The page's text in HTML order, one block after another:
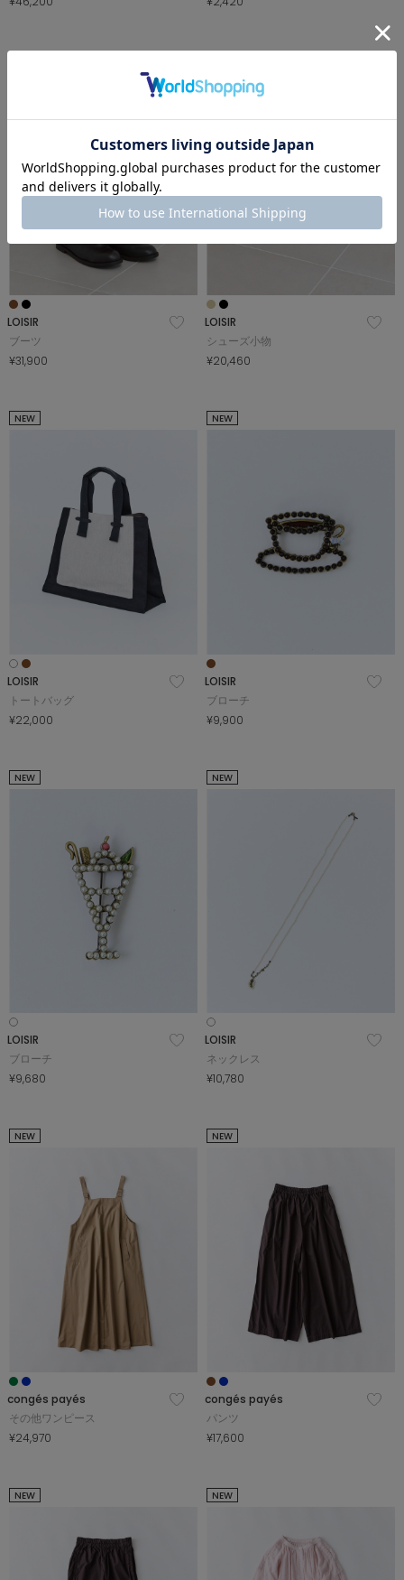
LOISIR
ブーツ
¥31,900
LOISIR
シューズ小物
¥20,460
NEW
LOISIR
トートバッグ
¥22,000
NEW
LOISIR
ブローチ
¥9,900
NEW
LOISIR
ブローチ
¥9,680
NEW
LOISIR
ネックレス
¥10,780
NEW
congés payés
その他ワンピース
¥24,970
NEW
congés payés
パンツ
¥17,600
NEW NEW